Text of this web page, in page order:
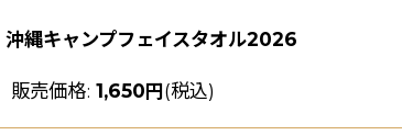
沖縄キャンプフェイスタオル2026
販売価格: 1,650円(税込)